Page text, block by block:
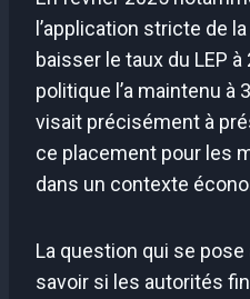
l’application stricte de
baisser le taux du LEP à
politique l’a maintenu à
visait précisément à
ce placement pour les
dans un contexte
La question qui se pose
savoir si les autorités